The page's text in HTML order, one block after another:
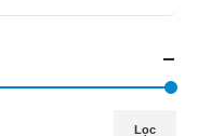
Lọc